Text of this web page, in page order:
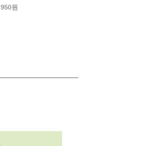
950원